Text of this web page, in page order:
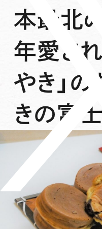
本最北
年愛さ
やき」の
きの富士